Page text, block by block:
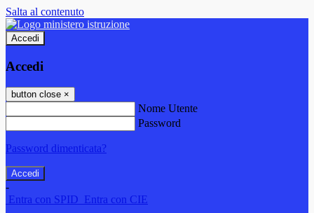
Salta al contenuto
Accedi
Accedi
button close ×
Nome Utente
Password
Password dimenticata?
-
Entra con SPID Entra con CIE